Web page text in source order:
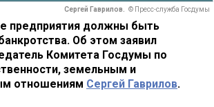
Сергей Гаврилов. © Пресс-служба Госдумы
предприятия должны быть
Об этом заявил
Комитета Госдумы по
земельным и
отношениям Сергей Гаврилов.